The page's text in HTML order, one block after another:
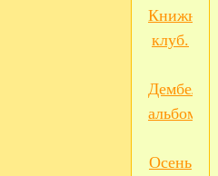
Книжный
клуб.
альбом
Осень